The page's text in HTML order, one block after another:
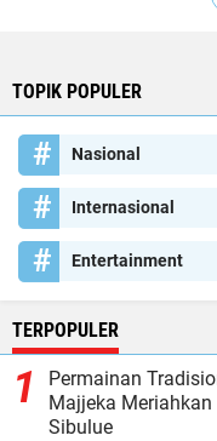
TOPIK POPULER
Nasional
Internasional
Entertainment
TERPOPULER
Permainan
Majjeka Meriahkan
Sibulue